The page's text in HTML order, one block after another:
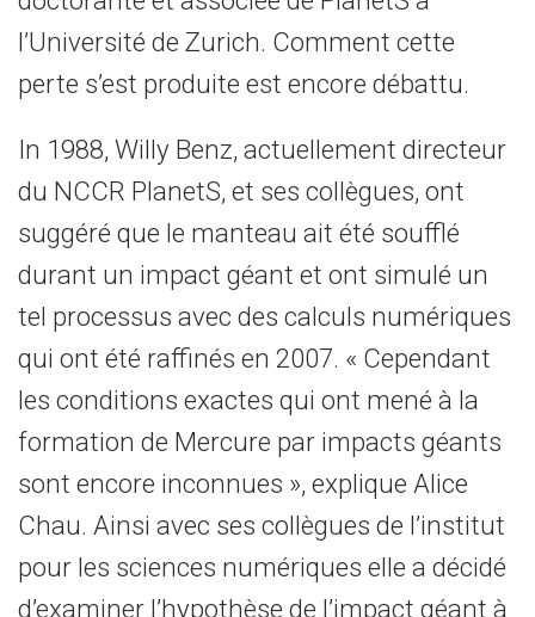
l’Université de Zurich. Comment cette
perte s’est produite est encore débattu.
In 1988, Willy Benz, actuellement directeur
du NCCR PlanetS, et ses collègues, ont
suggéré que le manteau ait été soufflé
durant un impact géant et ont simulé un
tel processus avec des calculs numériques
qui ont été raffinés en 2007. « Cependant
les conditions exactes qui ont mené à la
formation de Mercure par impacts géants
sont encore inconnues », explique Alice
Chau. Ainsi avec ses collègues de l’institut
pour les sciences numériques elle a décidé
d’examiner l’hypothèse de l’impact géant à